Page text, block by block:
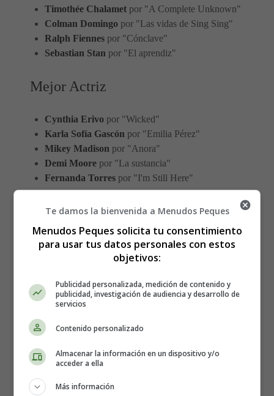
Timothée Chalamet por "A Complete Unknown"
Colman Domingo por "Las vidas de Sing Sing"
Ralph Fiennes por "Cónclave"
Sebastian Stan por "El aprendiz"
Mejor Actriz
Cynthia Erivo por "Wicked"
Karla Sofía Gascón por "Emilia Pérez"
Mikey Madison por "Anora"
Demi Moore por "La sustancia"
Fernanda Torres por "I'm Still Here"
Participación Española
Destacada
al ser nominada a Mejor Actriz por su papel en "Emilia
Pérez", convirtiéndose en la primera actriz trans española
en lograr esta distinción.
Además, nuestra queridaPenélope Cruzserá una de las
presentadoras de la gala, sumando así su séptima
participación en la entrega de premios.
Te damos la bienvenida a Menudos Peques
Menudos Peques solicita tu consentimiento
para usar tus datos personales con estos
objetivos:
Publicidad personalizada, medición de contenido y
publicidad, investigación de audiencia y desarrollo de
servicios
Contenido personalizado
Almacenar la información en un dispositivo y/o
acceder a ella
Más información